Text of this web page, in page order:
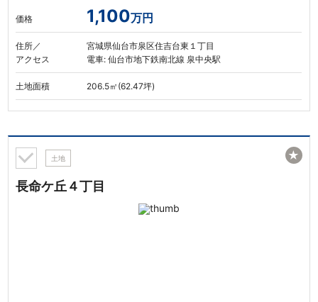
価格 1,100万円
住所／
アクセス
宮城県仙台市泉区住吉台東１丁目
電車: 仙台市地下鉄南北線 泉中央駅
土地面積 206.5㎡(62.47坪)
土地
長命ケ丘４丁目
★